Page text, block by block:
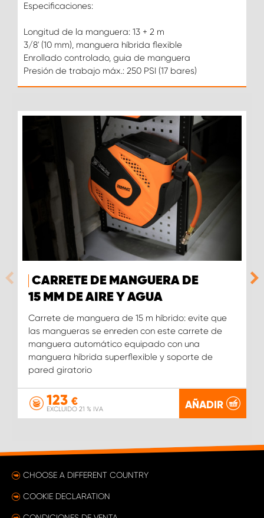
Especificaciones:
Longitud de la manguera: 13 + 2 m
3/8' (10 mm), manguera híbrida flexible
Enrollado controlado, guia de manguera
Presión de trabajo máx.: 250 PSI (17 bares)
CARRETE DE MANGUERA DE
15 MM DE AIRE Y AGUA
Carrete de manguera de 15 m híbrido: evite que
las mangueras se enreden con este carrete de
manguera automático equipado con una
manguera híbrida superflexible y soporte de
pared giratorio
123 €
EXCLUIDO 21 % IVA AÑADIR
CHOOSE A DIFFERENT COUNTRY
COOKIE DECLARATION